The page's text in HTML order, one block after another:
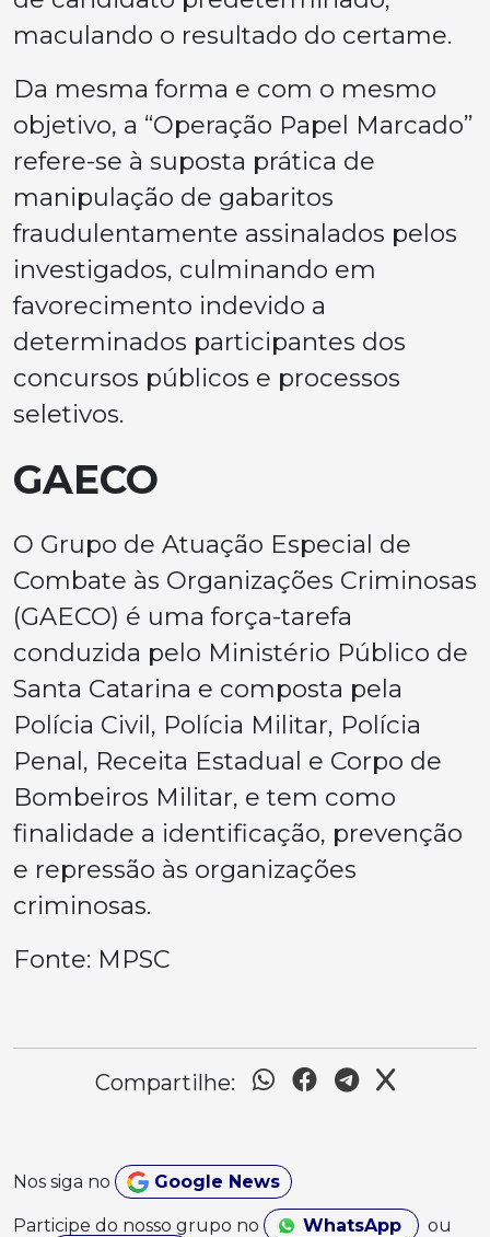
maculando o resultado do certame.
Da mesma forma e com o mesmo
objetivo, a “Operação Papel Marcado”
refere-se à suposta prática de
manipulação de gabaritos
fraudulentamente assinalados pelos
investigados, culminando em
favorecimento indevido a
determinados participantes dos
concursos públicos e processos
seletivos.
GAECO
O Grupo de Atuação Especial de
Combate às Organizações Criminosas
(GAECO) é uma força-tarefa
conduzida pelo Ministério Público de
Santa Catarina e composta pela
Polícia Civil, Polícia Militar, Polícia
Penal, Receita Estadual e Corpo de
Bombeiros Militar, e tem como
finalidade a identificação, prevenção
e repressão às organizações
criminosas.
Fonte: MPSC
Compartilhe:
Nos siga no Google News
Participe do nosso grupo no WhatsApp
ou